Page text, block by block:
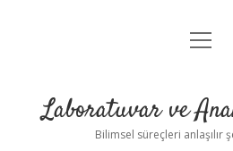
Anasayfa
Yasal
menüyü
Laboratuvar ve
Bilimsel süreçleri anlaşılır